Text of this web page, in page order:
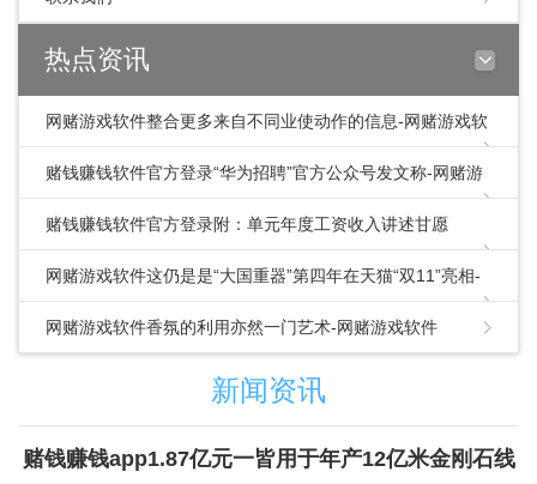
热点资讯
网赌游戏软件整合更多来自不同业使动作的信息-网赌游戏软
件
赌钱赚钱软件官方登录“华为招聘”官方公众号发文称-网赌游
戏软件
赌钱赚钱软件官方登录附：单元年度工资收入讲述甘愿
书.doc看到这里-网赌游戏软件
网赌游戏软件这仍是是“大国重器”第四年在天猫“双11”亮相-
网赌游戏软件
网赌游戏软件香氛的利用亦然一门艺术-网赌游戏软件
新闻资讯
赌钱赚钱app1.87亿元一皆用于年产12亿米金刚石线